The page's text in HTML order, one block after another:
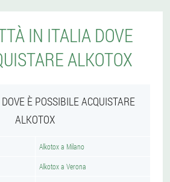
IN ITALIA DOVE
ALKOTOX
È POSSIBILE ACQUISTARE
ALKOTOX
Alkotox a Milano
Alkotox a Verona